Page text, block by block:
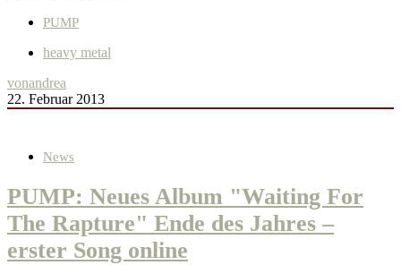
PUMP
heavy metal
vonandrea
22. Februar 2013
News
PUMP: Neues Album "Waiting For
The Rapture" Ende des Jahres –
erster Song online